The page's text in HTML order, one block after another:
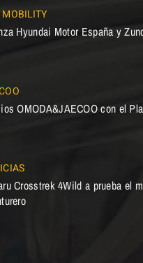
MOBILITY
Hyundai Motor España y
OMODA&JAECOO con el
Crosstrek 4Wild a prueba el